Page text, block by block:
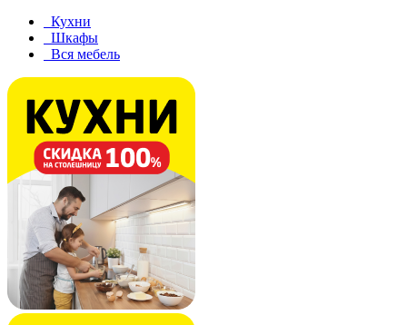
Кухни
Шкафы
Вся мебель